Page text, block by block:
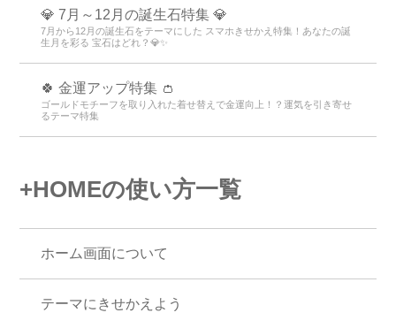
💎 7月～12月の誕生石特集 💎
7月から12月の誕生石をテーマにした スマホきせかえ特集！あなたの誕
生月を彩る 宝石はどれ？💎✨
🍀 金運アップ特集 👛
ゴールドモチーフを取り入れた着せ替えで金運向上！？運気を引き寄せ
るテーマ特集
+HOMEの使い方一覧
ホーム画面について
テーマにきせかえよう